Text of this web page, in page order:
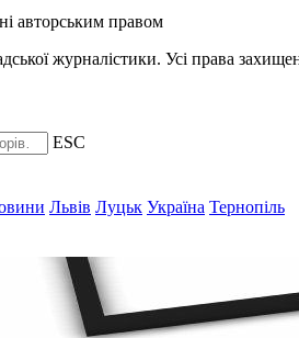
авторським правом
журналістики. Усі права
ESC
Львів Луцьк Україна Тернопіль